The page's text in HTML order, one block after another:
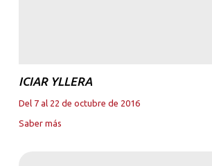
ICIAR YLLERA
Del 7 al 22 de octubre de 2016
Saber más